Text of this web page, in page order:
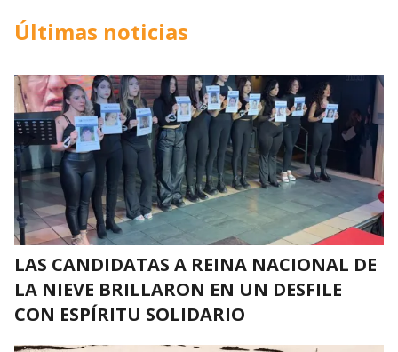
Últimas noticias
LAS CANDIDATAS A REINA NACIONAL DE
LA NIEVE BRILLARON EN UN DESFILE
CON ESPÍRITU SOLIDARIO